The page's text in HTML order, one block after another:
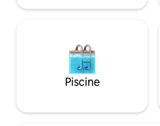
Piscine